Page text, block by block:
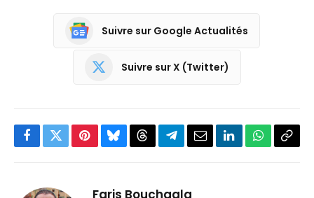
Suivre sur Google Actualités
Suivre sur X (Twitter)
Facebook
TwitterPinterestBlueskyThreadsPartager
Telegram
EmailLinkedInWhatsApp